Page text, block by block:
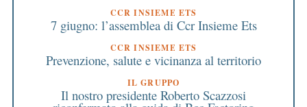
CCR INSIEME ETS
7 giugno: l’assemblea di Ccr Insieme Ets
CCR INSIEME ETS
Prevenzione, salute e vicinanza al territorio
IL GRUPPO
Il nostro presidente Roberto Scazzosi